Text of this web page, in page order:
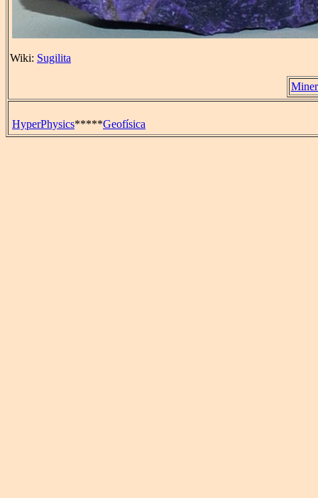
Wiki: Sugilita
HyperPhysics*****Geofísica